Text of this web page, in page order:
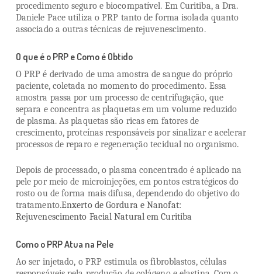
procedimento seguro e biocompatível. Em Curitiba, a Dra.
Daniele Pace utiliza o PRP tanto de forma isolada quanto
associado a outras técnicas de rejuvenescimento.
O que é o PRP e Como é Obtido
O PRP é derivado de uma amostra de sangue do próprio
paciente, coletada no momento do procedimento. Essa
amostra passa por um processo de centrifugação, que
separa e concentra as plaquetas em um volume reduzido
de plasma. As plaquetas são ricas em fatores de
crescimento, proteínas responsáveis por sinalizar e acelerar
processos de reparo e regeneração tecidual no organismo.
Depois de processado, o plasma concentrado é aplicado na
pele por meio de microinjeções, em pontos estratégicos do
rosto ou de forma mais difusa, dependendo do objetivo do
tratamento.Enxerto de Gordura e Nanofat:
Rejuvenescimento Facial Natural em Curitiba
Como o PRP Atua na Pele
Ao ser injetado, o PRP estimula os fibroblastos, células